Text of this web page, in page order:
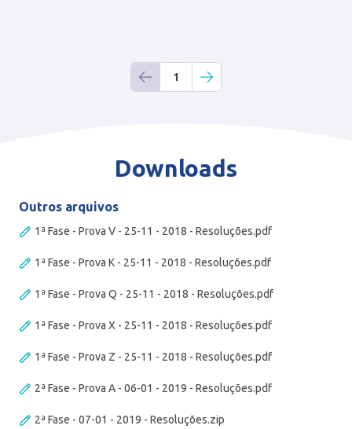
1
Downloads
Outros arquivos
1ª Fase - Prova V - 25-11 - 2018 - Resoluções.pdf
1ª Fase - Prova K - 25-11 - 2018 - Resoluções.pdf
1ª Fase - Prova Q - 25-11 - 2018 - Resoluções.pdf
1ª Fase - Prova X - 25-11 - 2018 - Resoluções.pdf
1ª Fase - Prova Z - 25-11 - 2018 - Resoluções.pdf
2ª Fase - Prova A - 06-01 - 2019 - Resoluções.pdf
2ª Fase - 07-01 - 2019 - Resoluções.zip